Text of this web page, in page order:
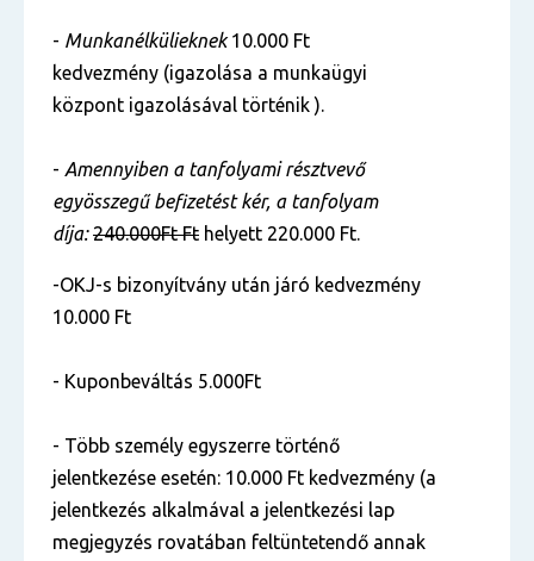
- Munkanélkülieknek10.000 Ft
kedvezmény (igazolása a munkaügyi
központ igazolásával történik ).
- Amennyiben a tanfolyami résztvevő
egyösszegű befizetést kér, a tanfolyam
díja: 240.000Ft Ft helyett 220.000 Ft.
-OKJ-s bizonyítvány után járó kedvezmény
10.000 Ft
- Kuponbeváltás 5.000Ft
- Több személy egyszerre történő
jelentkezése esetén: 10.000 Ft kedvezmény (a
jelentkezés alkalmával a jelentkezési lap
megjegyzés rovatában feltüntetendő annak